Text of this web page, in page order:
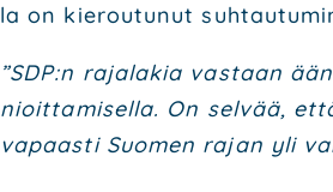
la on kie­rou­tu­nut
”SDP:n raja­la­kia vas­taan
nioit­ta­mi­sel­la. On sel­vää,
vapaas­ti Suo­men rajan yli